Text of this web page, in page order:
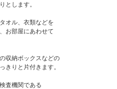
とします。
オル、衣類などを
お部屋にあわせて
収納ボックスなどの
きりと片付きます。
査機関である